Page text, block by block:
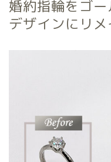
婚約指輪をゴ
デザインにリメ